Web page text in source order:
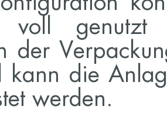
voll genutzt
der
kann die
werden.